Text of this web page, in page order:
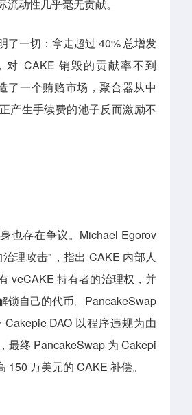
动性几乎毫无贡献。
了一切：拿走超过 40% 总增发
对 CAKE 销毁的贡献率不到
了一个贿赂市场，聚合器从中
产生手续费的池子反而激励不
也存在争议。Michael Egorov
理攻击"，指出 CAKE 内部人
veCAKE 持有者的治理权，并
锁自己的代币。PancakeSwap
DAO 以程序违规为由
最终 PancakeSwap 为 Cakepi
150 万美元的 CAKE 补偿。